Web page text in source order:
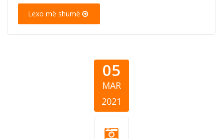
Lexo më shumë
05
MAR
2021